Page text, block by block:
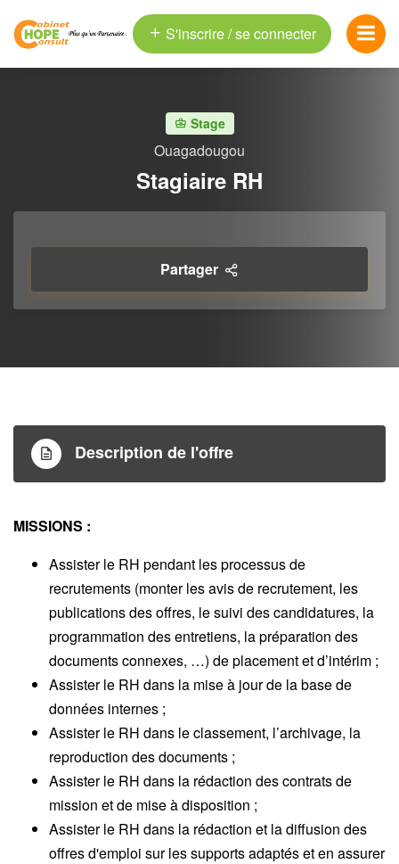
S'inscrire / se connecter
Stage
Ouagadougou
Stagiaire RH
Partager
Description de l'offre
MISSIONS :
Assister le RH pendant les processus de
recrutements (monter les avis de recrutement, les
publications des offres, le suivi des candidatures, la
programmation des entretiens, la préparation des
documents connexes, …) de placement et d’intérim ;
Assister le RH dans la mise à jour de la base de
données internes ;
Assister le RH dans le classement, l’archivage, la
reproduction des documents ;
Assister le RH dans la rédaction des contrats de
mission et de mise à disposition ;
Assister le RH dans la rédaction et la diffusion des
offres d'emploi sur les supports adaptés et en assurer